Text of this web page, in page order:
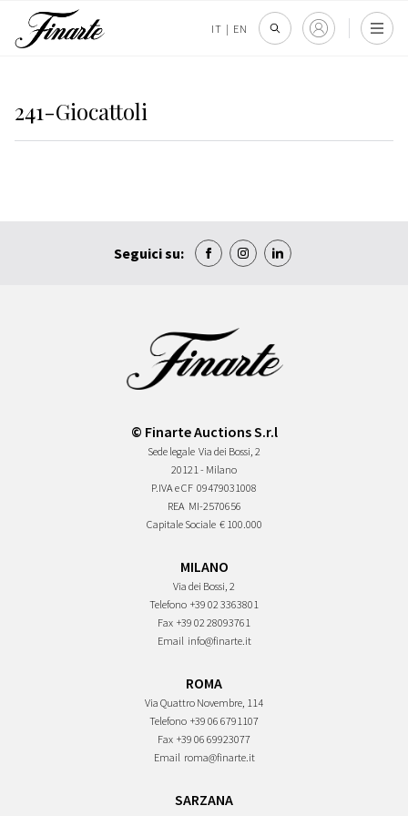
IT | EN
241-Giocattoli
Seguici su:
© Finarte Auctions S.r.l
Sede legale Via dei Bossi, 2
20121 - Milano
P.IVA e CF 09479031008
REA MI-2570656
Capitale Sociale € 100.000
MILANO
Via dei Bossi, 2
Telefono +39 02 3363801
Fax +39 02 28093761
Email info@finarte.it
ROMA
Via Quattro Novembre, 114
Telefono +39 06 6791107
Fax +39 06 69923077
Email roma@finarte.it
SARZANA